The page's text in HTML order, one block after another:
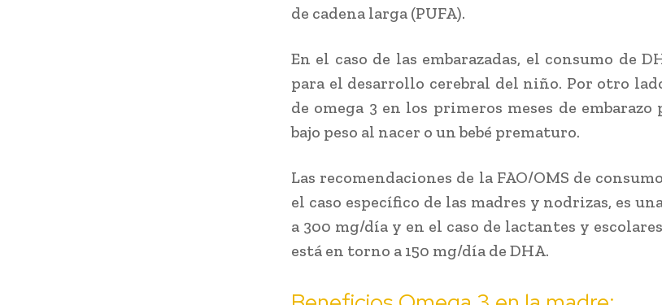
de cadena larga (PUFA).
En el caso de las embarazadas, el consumo de
para el desarrollo cerebral del niño. Por otro
de omega 3 en los primeros meses de
bajo peso al nacer o un bebé prematuro.
Las recomendaciones de la FAO/OMS de
el caso específico de las madres y nodrizas, es
a 300 mg/día y en el caso de lactantes y
está en torno a 150 mg/día de DHA.